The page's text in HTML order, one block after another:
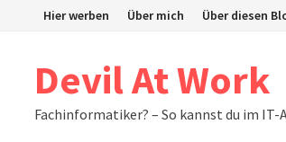
Hier werben Über mich Über diesen
Devil At Work
Fachinformatiker? – So kannst du im